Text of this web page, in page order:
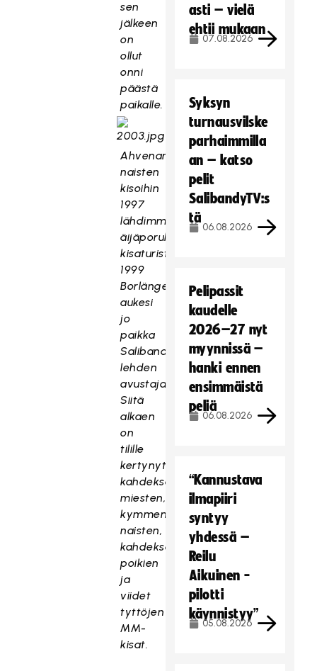
sen
jälkeen
on
ollut
onni
päästä
paikalle.
Ahvenanmaan
naisten
kisoihin
1997
lähdimme
äijäporukalla
kisaturisteina,
1999
Borlängeen
aukesi
jo
paikka
Salibandy-
lehden
avustajana.
Siitä
alkaen
on
tilille
kertynyt
kahdeksat
miesten,
kymmenet
naisten,
kahdeksat
poikien
ja
viidet
tyttöjen
MM-
kisat.
asti – vielä
ehtii mukaan
07.08.2026
Syksyn
turnausvilske
parhaimmilla
an – katso
pelit
SalibandyTV:s
tä
06.08.2026
Pelipassit
kaudelle
2026–27 nyt
myynnissä –
hanki ennen
ensimmäistä
peliä
06.08.2026
“Kannustava
ilmapiiri
syntyy
yhdessä –
Reilu
Aikuinen -
pilotti
käynnistyy”
05.08.2026